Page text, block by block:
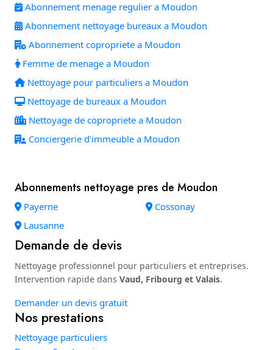
Abonnement menage regulier a Moudon
Abonnement nettoyage bureaux a Moudon
Abonnement copropriete a Moudon
Femme de menage a Moudon
Nettoyage pour particuliers a Moudon
Nettoyage de bureaux a Moudon
Nettoyage de copropriete a Moudon
Conciergerie d'immeuble a Moudon
Abonnements nettoyage pres de Moudon
Payerne
Cossonay
Lausanne
Demande de devis
Nettoyage professionnel pour particuliers et entreprises.
Intervention rapide dans Vaud, Fribourg et Valais.
Demander un devis gratuit
Nos prestations
Nettoyage particuliers